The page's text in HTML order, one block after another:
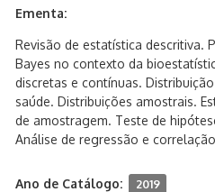
Ementa:
Revisão de estatística descritiva.
Bayes no contexto da
discretas e contínuas.
saúde. Distribuições amostrais.
de amostragem. Teste de
Análise de regressão e
Ano de Catálogo: 2019